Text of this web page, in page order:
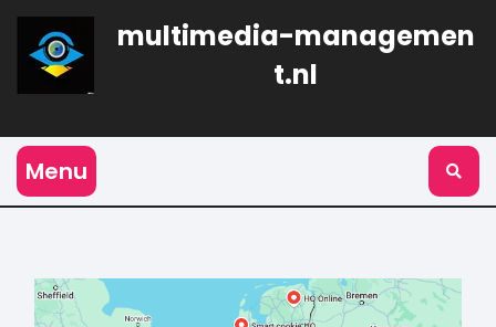
Naar
inhoud
gaan
multimedia-managemen
t.nl
Menu